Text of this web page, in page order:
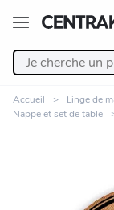
Accueil Linge de
Nappe et set de table